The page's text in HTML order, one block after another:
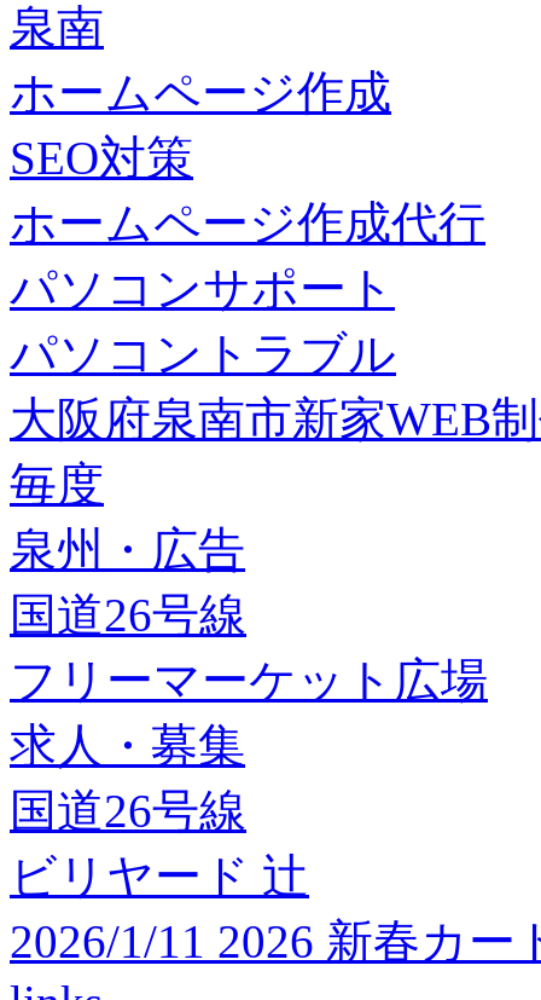
泉南
ホームページ作成
SEO対策
ホームページ作成代行
パソコンサポート
パソコントラブル
大阪府泉南市新家WEB
毎度
泉州・広告
国道26号線
フリーマーケット広場
求人・募集
国道26号線
ビリヤード 辻
2026/1/11 2026 新春カ